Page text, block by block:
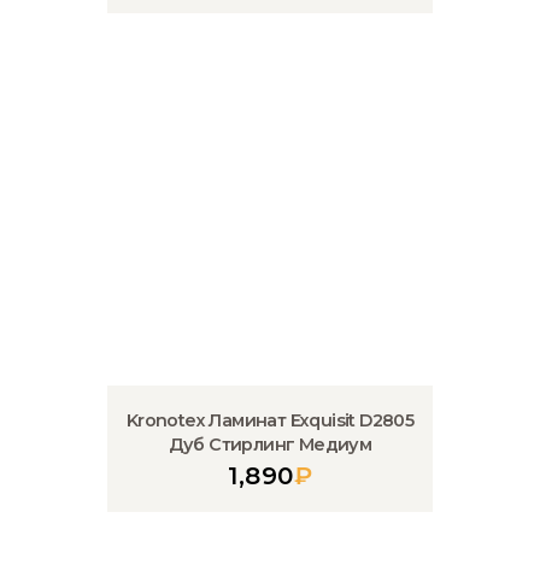
Kronotex Ламинат Exquisit D2805
Дуб Стирлинг Медиум
1,890₽